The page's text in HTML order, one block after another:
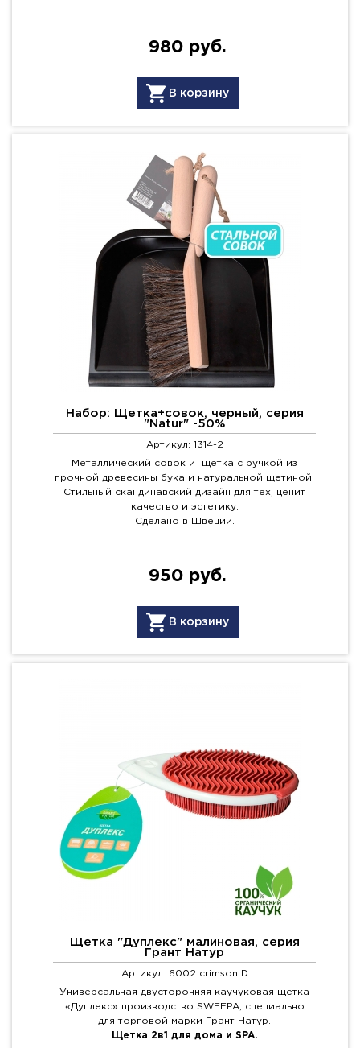
980 руб.
В корзину
Набор: Щетка+совок, черный, серия
"Natur" -50%
Артикул: 1314-2
Металлический совок и щетка с ручкой из
прочной древесины бука и натуральной щетиной.
Стильный скандинавский дизайн для тех, ценит
качество и эстетику.
Сделано в Швеции.
950 руб.
В корзину
Щетка "Дуплекс" малиновая, серия
Грант Натур
Артикул: 6002 crimson D
Универсальная двусторонняя каучуковая щетка
«Дуплекс» производство SWEEPA, специально
для торговой марки Грант Натур.
Щетка 2в1 для дома и SPA.